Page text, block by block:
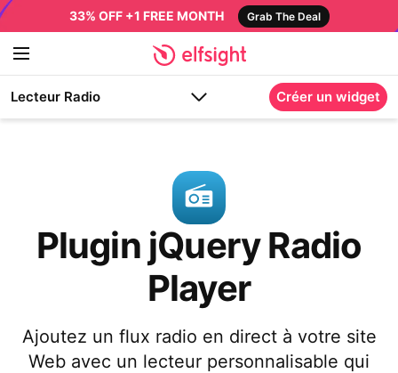
33% OFF +1 FREE MONTH Grab The Deal
Lecteur Radio Créer un widget
Plugin jQuery Radio
Player
Ajoutez un flux radio en direct à votre site
Web avec un lecteur personnalisable qui